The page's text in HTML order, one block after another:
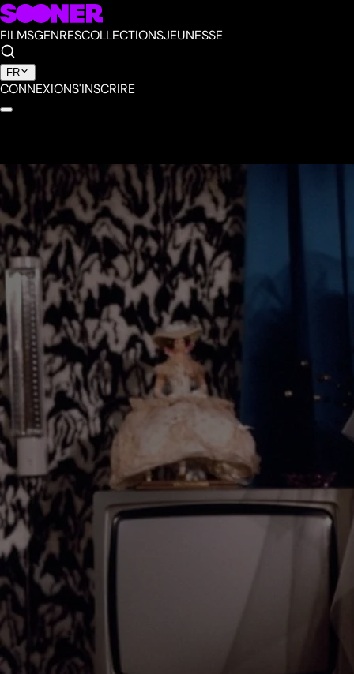
FILMSGENRESCOLLECTIONSJEUNESSE
FR
CONNEXIONS'INSCRIRE